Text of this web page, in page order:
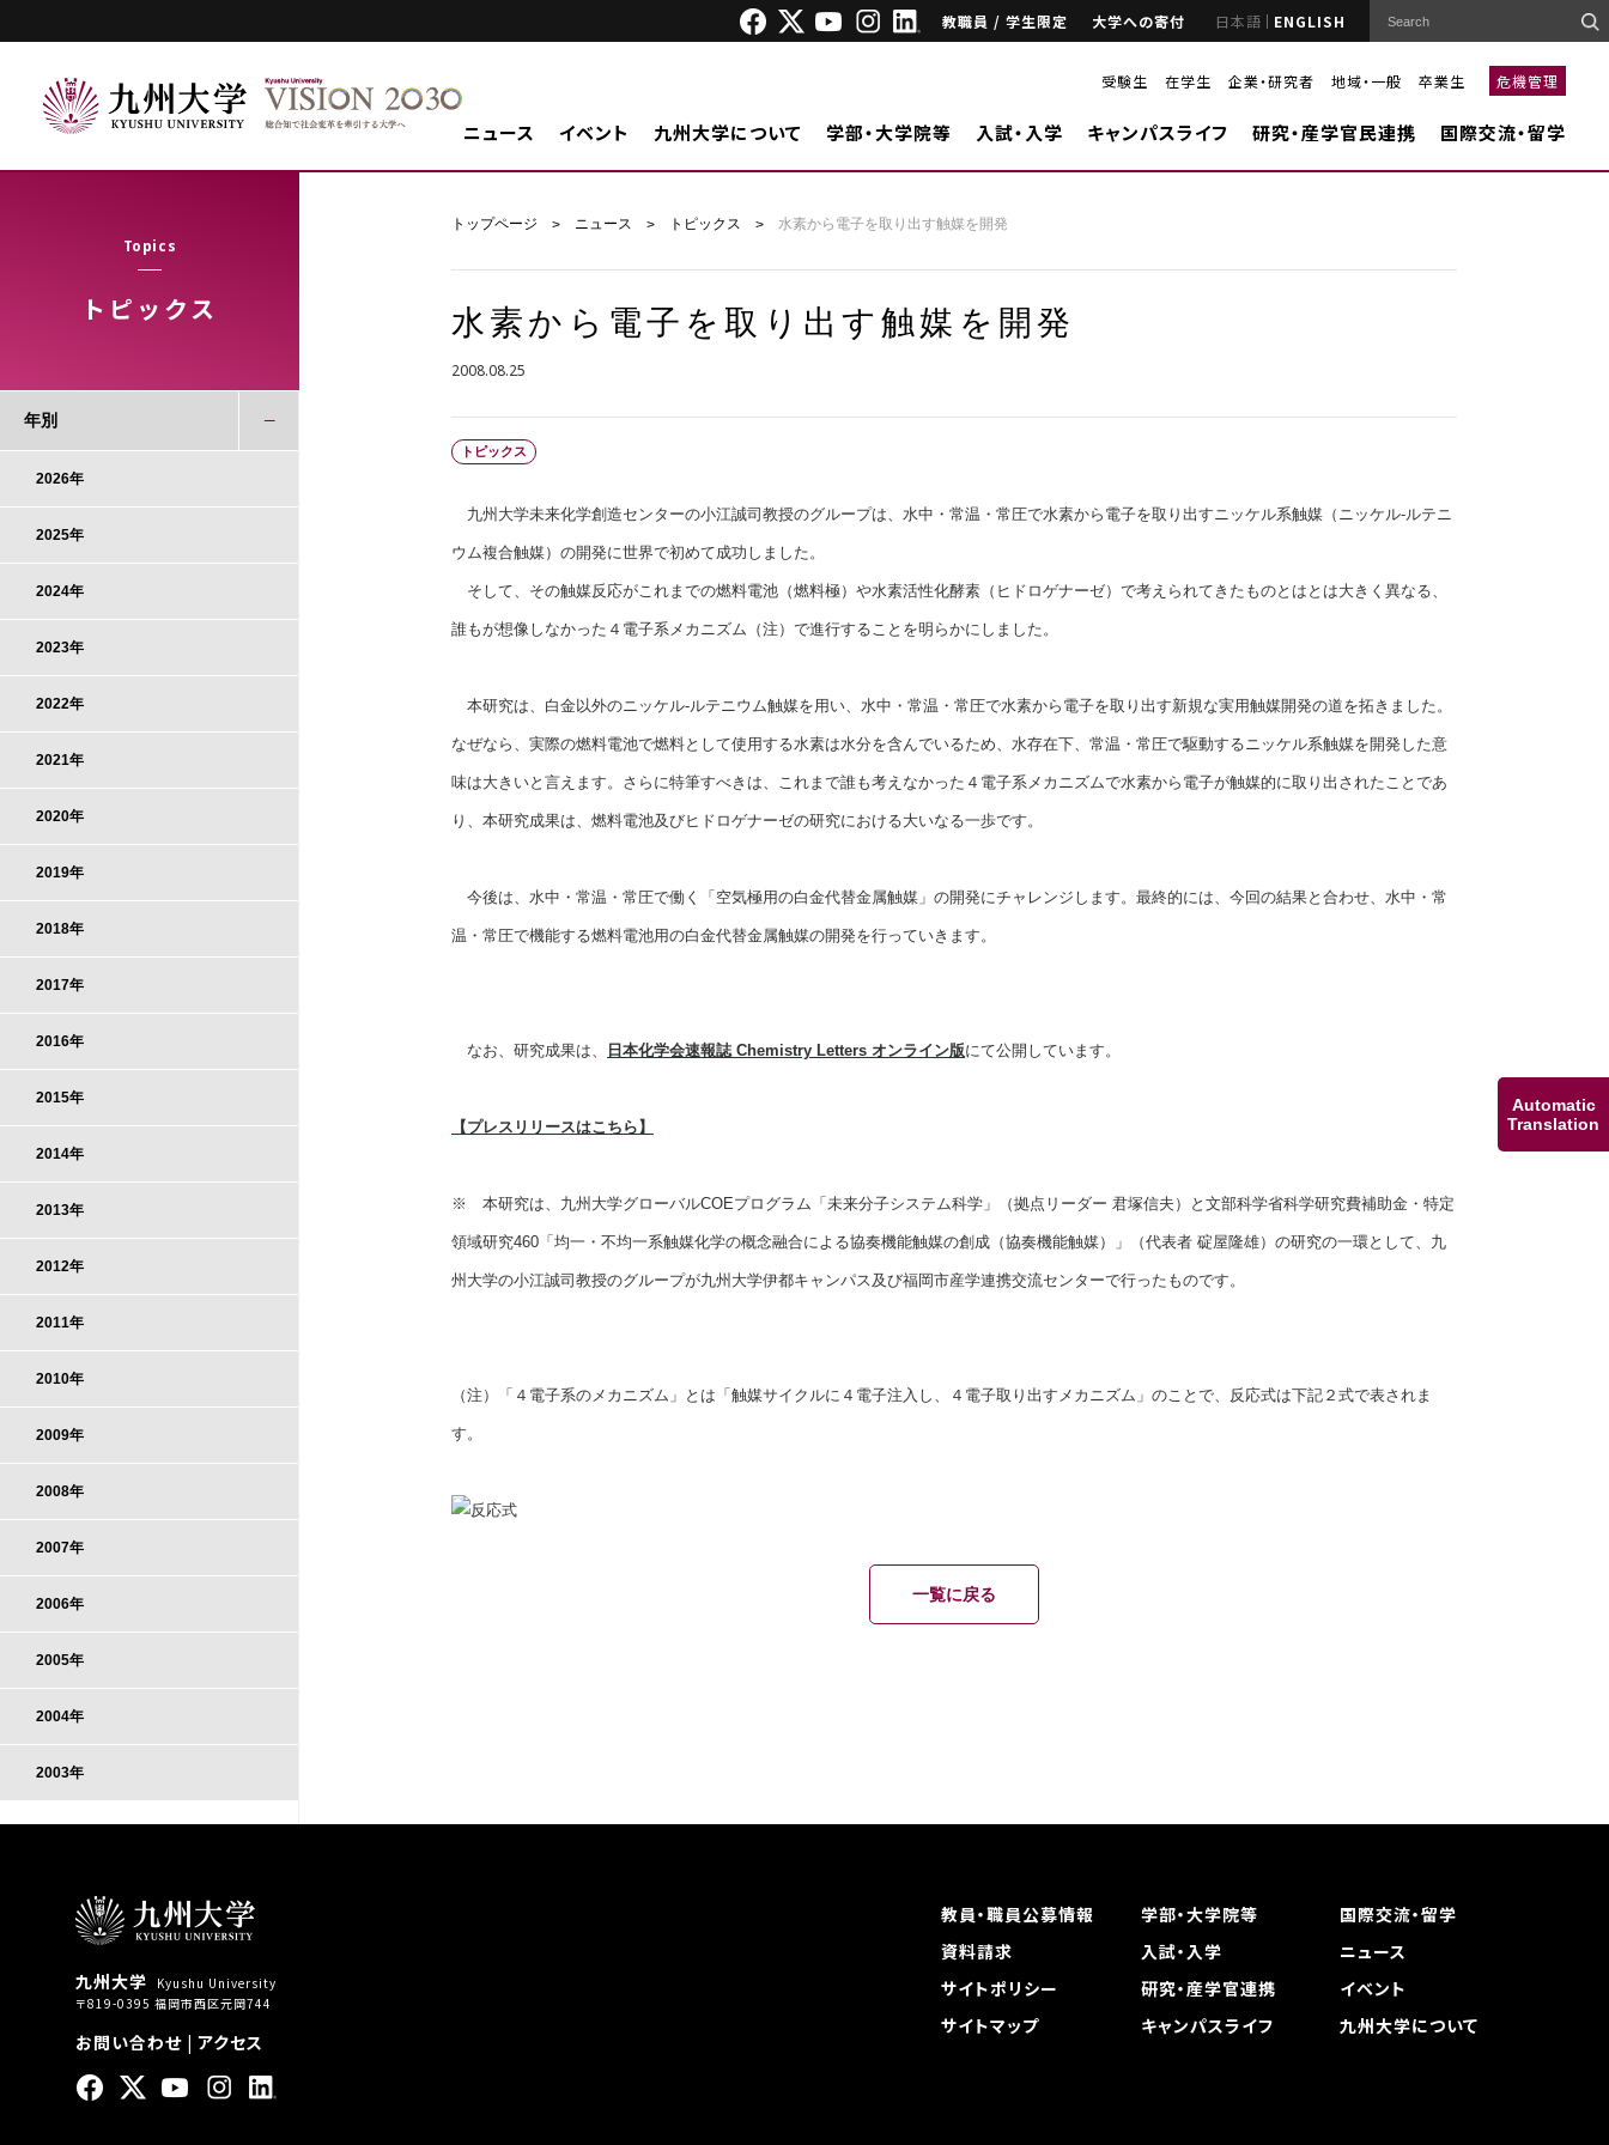
Automatic
Translation
教職員 / 学生限定 大学への寄付 日本語 ENGLISH
受験生 在学生 企業・研究者 地域・一般 卒業生 危機管理
ニュース イベント 九州大学について 学部・大学院等 入試・入学 キャンパスライフ 研究・産学官民連携 国際交流・留学
Topics
トピックス
トップページ ニュース トピックス 水素から電子を取り出す触媒を開発
水素から電子を取り出す触媒を開発
2008.08.25
トピックス
九州大学未来化学創造センターの小江誠司教授のグループは、水中・常温・常圧で水素から電子を取り出すニッケル系触媒（ニッケル-ルテニ
ウム複合触媒）の開発に世界で初めて成功しました。
そして、その触媒反応がこれまでの燃料電池（燃料極）や水素活性化酵素（ヒドロゲナーゼ）で考えられてきたものとはとは大きく異なる、
誰もが想像しなかった４電子系メカニズム（注）で進行することを明らかにしました。
本研究は、白金以外のニッケル-ルテニウム触媒を用い、水中・常温・常圧で水素から電子を取り出す新規な実用触媒開発の道を拓きました。
なぜなら、実際の燃料電池で燃料として使用する水素は水分を含んでいるため、水存在下、常温・常圧で駆動するニッケル系触媒を開発した意
味は大きいと言えます。さらに特筆すべきは、これまで誰も考えなかった４電子系メカニズムで水素から電子が触媒的に取り出されたことであ
り、本研究成果は、燃料電池及びヒドロゲナーゼの研究における大いなる一歩です。
今後は、水中・常温・常圧で働く「空気極用の白金代替金属触媒」の開発にチャレンジします。最終的には、今回の結果と合わせ、水中・常
温・常圧で機能する燃料電池用の白金代替金属触媒の開発を行っていきます。
なお、研究成果は、 日本化学会速報誌 Chemistry Letters オンライン版にて公開しています。
【プレスリリースはこちら】
※ 本研究は、九州大学グローバルCOEプログラム「未来分子システム科学」（拠点リーダー 君塚信夫）と文部科学省科学研究費補助金・特定
領域研究460「均一・不均一系触媒化学の概念融合による協奏機能触媒の創成（協奏機能触媒）」（代表者 碇屋隆雄）の研究の一環として、九
州大学の小江誠司教授のグループが九州大学伊都キャンパス及び福岡市産学連携交流センターで行ったものです。
（注）「４電子系のメカニズム」とは「触媒サイクルに４電子注入し、４電子取り出すメカニズム」のことで、反応式は下記２式で表されま
す。
一覧に戻る
年別
2026年
2025年
2024年
2023年
2022年
2021年
2020年
2019年
2018年
2017年
2016年
2015年
2014年
2013年
2012年
2011年
2010年
2009年
2008年
2007年
2006年
2005年
2004年
2003年
九州大学
Kyushu University
〒819-0395 福岡市西区元岡744
お問い合わせ |アクセス
教員・職員公募情報 学部・大学院等
国際交流・留学
資料請求
入試・入学
ニュース
サイトポリシー
研究・産学官連携
イベント
サイトマップ
キャンパスライフ 九州大学について